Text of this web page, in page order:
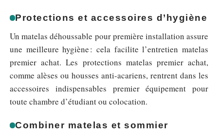
Protections et accessoires d’hygiène
Un matelas déhoussable pour première installation assure
une meilleure hygiène : cela facilite l’entretien matelas
premier achat. Les protections matelas premier achat,
comme alèses ou housses anti-acariens, rentrent dans les
accessoires indispensables premier équipement pour
toute chambre d’étudiant ou colocation.
Combiner matelas et sommier